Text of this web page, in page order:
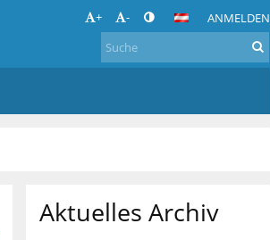
+ - ANMELDEN
Aktuelles Archiv